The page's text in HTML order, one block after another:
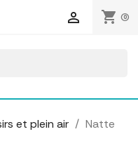
shopping_cart (0)

et plein air
Natte